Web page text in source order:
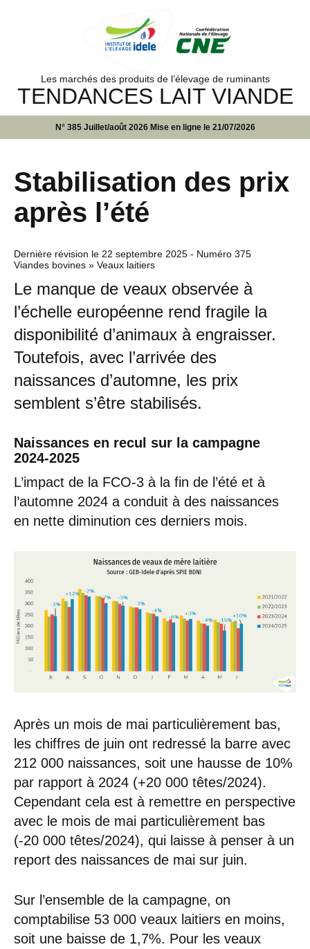
Les marchés des produits de l’élevage de ruminants
TENDANCES LAIT VIANDE
N° 385 Juillet/août 2026 Mise en ligne le 21/07/2026
Stabilisation des prix
après l’été
Dernière révision le 22 septembre 2025 - Numéro 375
Viandes bovines » Veaux laitiers
Le manque de veaux observée à
l’échelle européenne rend fragile la
disponibilité d’animaux à engraisser.
Toutefois, avec l’arrivée des
naissances d’automne, les prix
semblent s’être stabilisés.
Naissances en recul sur la campagne
2024-2025
L’impact de la FCO-3 à la fin de l’été et à
l’automne 2024 a conduit à des naissances
en nette diminution ces derniers mois.
Après un mois de mai particulièrement bas,
les chiffres de juin ont redressé la barre avec
212 000 naissances, soit une hausse de 10%
par rapport à 2024 (+20 000 têtes/2024).
Cependant cela est à remettre en perspective
avec le mois de mai particulièrement bas
(-20 000 têtes/2024), qui laisse à penser à un
report des naissances de mai sur juin.
Sur l’ensemble de la campagne, on
comptabilise 53 000 veaux laitiers en moins,
soit une baisse de 1,7%. Pour les veaux